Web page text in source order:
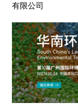
有限公司